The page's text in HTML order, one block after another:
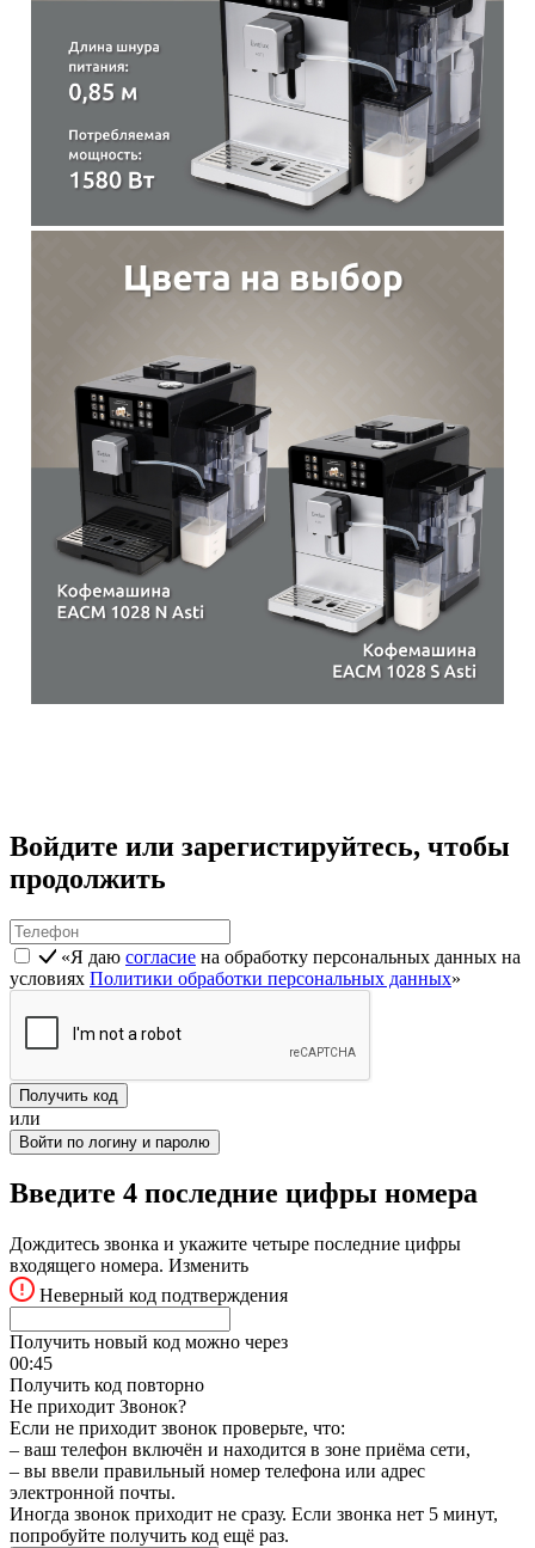
Войдите или зарегистируйтесь, чтобы
продолжить
«Я даю согласие на обработку персональных данных на
условиях Политики обработки персональных данных»
Получить код
или
Войти по логину и паролю
Введите 4 последние цифры номера
Дождитесь звонка и укажите четыре последние цифры
входящего номера. Изменить
Неверный код подтверждения
Получить новый код можно через
00:45
Получить код повторно
Не приходит Звонок?
Если не приходит звонок проверьте, что:
– ваш телефон включён и находится в зоне приёма сети,
– вы ввели правильный номер телефона или адрес
электронной почты.
Иногда звонок приходит не сразу. Если звонка нет 5 минут,
попробуйте получить код ещё раз.